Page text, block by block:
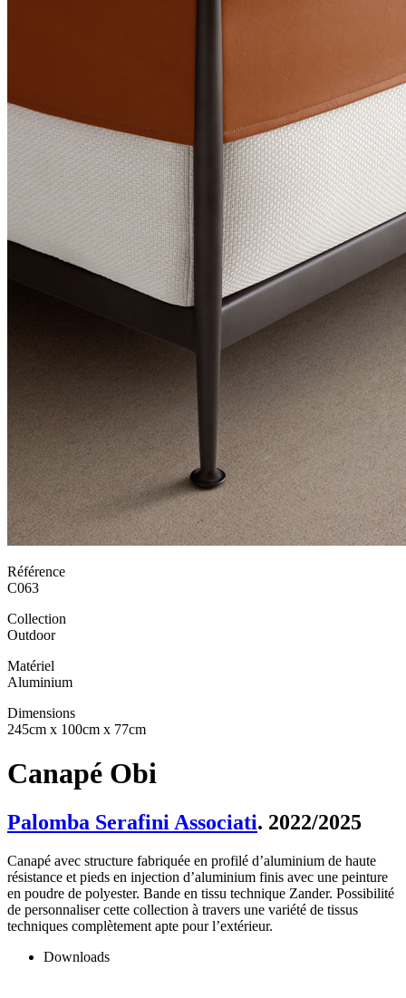
Référence
C063
Collection
Outdoor
Matériel
Aluminium
Dimensions
245cm x 100cm x 77cm
Canapé Obi
Palomba Serafini Associati. 2022/2025
Canapé avec structure fabriquée en profilé d’aluminium de haute
résistance et pieds en injection d’aluminium finis avec une peinture
en poudre de polyester. Bande en tissu technique Zander. Possibilité
de personnaliser cette collection à travers une variété de tissus
techniques complètement apte pour l’extérieur.
Downloads